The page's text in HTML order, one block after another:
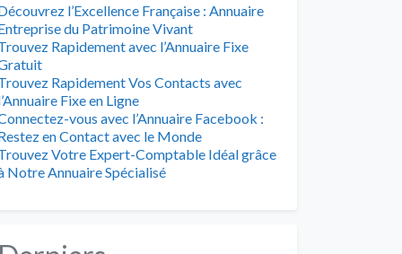
l’Excellence Française : Annuaire
du Patrimoine Vivant
Rapidement avec l’Annuaire Fixe
Rapidement Vos Contacts avec
Fixe en Ligne
vous avec l’Annuaire Facebook :
en Contact avec le Monde
Votre Expert-Comptable Idéal grâce
Notre Annuaire Spécialisé